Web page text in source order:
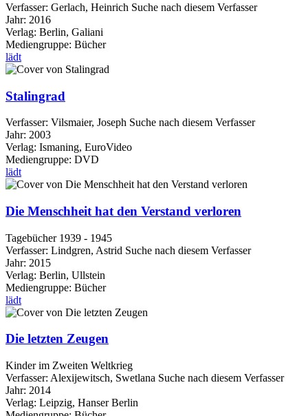
Verfasser: Gerlach, Heinrich Suche nach diesem Verfasser
Jahr: 2016
Verlag: Berlin, Galiani
Mediengruppe: Bücher
lädt
Stalingrad
Verfasser: Vilsmaier, Joseph Suche nach diesem Verfasser
Jahr: 2003
Verlag: Ismaning, EuroVideo
Mediengruppe: DVD
lädt
Die Menschheit hat den Verstand verloren
Tagebücher 1939 - 1945
Verfasser: Lindgren, Astrid Suche nach diesem Verfasser
Jahr: 2015
Verlag: Berlin, Ullstein
Mediengruppe: Bücher
lädt
Die letzten Zeugen
Kinder im Zweiten Weltkrieg
Verfasser: Alexijewitsch, Swetlana Suche nach diesem Verfasser
Jahr: 2014
Verlag: Leipzig, Hanser Berlin